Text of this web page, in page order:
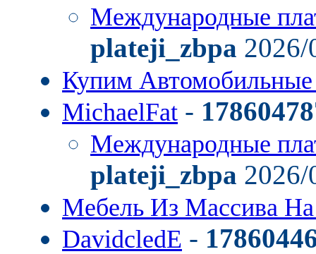
Международные
plateji_zbpa
Купим
MichaelFat -
Международные
plateji_zbpa
Мебель Из Массива
DavidcledE -